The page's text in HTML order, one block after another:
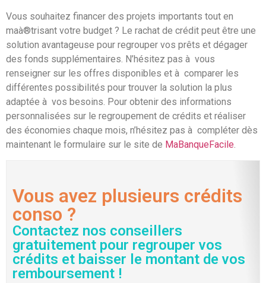
Vous souhaitez financer des projets importants tout en
maà®trisant votre budget ? Le rachat de crédit peut être une
solution avantageuse pour regrouper vos prêts et dégager
des fonds supplémentaires. N’hésitez pas à vous
renseigner sur les offres disponibles et à comparer les
différentes possibilités pour trouver la solution la plus
adaptée à vos besoins. Pour obtenir des informations
personnalisées sur le regroupement de crédits et réaliser
des économies chaque mois, n’hésitez pas à compléter dès
maintenant le formulaire sur le site de MaBanqueFacile.
Vous avez plusieurs crédits
conso ?
Contactez nos conseillers
gratuitement pour regrouper vos
crédits et baisser le montant de vos
remboursement !